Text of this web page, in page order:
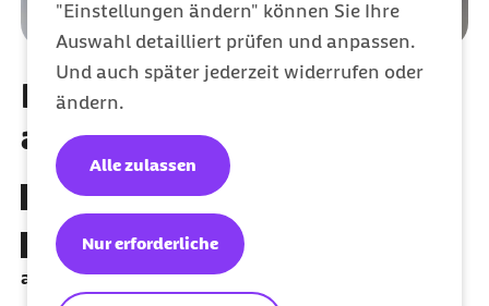
"Einstellungen ändern" können Sie Ihre
Auswahl detailliert prüfen und anpassen.
Und auch später jederzeit widerrufen oder
ändern.
Nur erforderliche
Alle zulassen
HelloBetter App: Stress
abbauen und Ruhe tanken
Das eigene Stresserleben verändern
Mit psychologischem Coach bei Bedarf
austauschen